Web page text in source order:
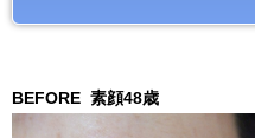
BEFORE 素顔48歳